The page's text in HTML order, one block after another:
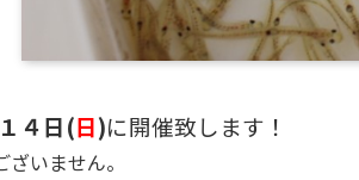
１４日(日)に開催致します！
いません。